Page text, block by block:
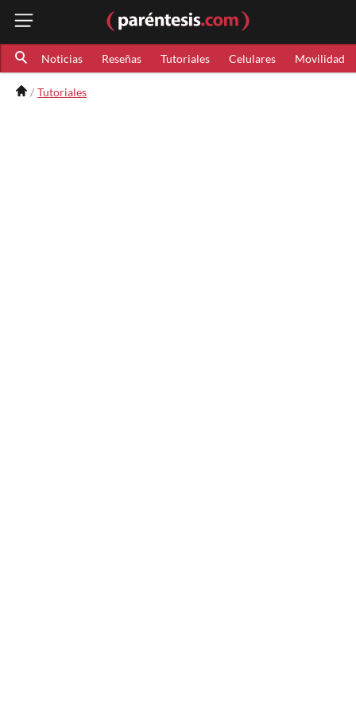
Noticias Reseñas Tutoriales Celulares Movilidad
Tutoriales